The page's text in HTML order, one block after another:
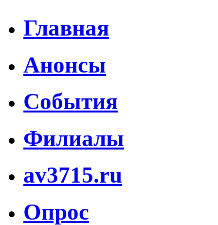
Главная
Анонсы
События
Филиалы
av3715.ru
Опрос